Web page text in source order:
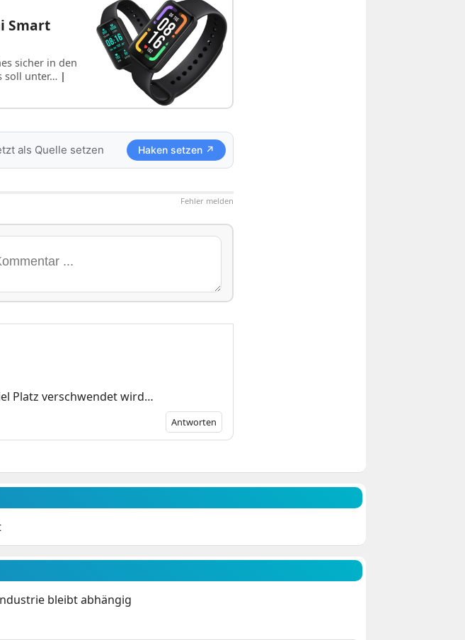
Smart
sicher in den
soll unter… |
als Quelle setzen Haken setzen ↗
Fehler melden
Platz verschwendet wird…
Antworten
bleibt abhängig